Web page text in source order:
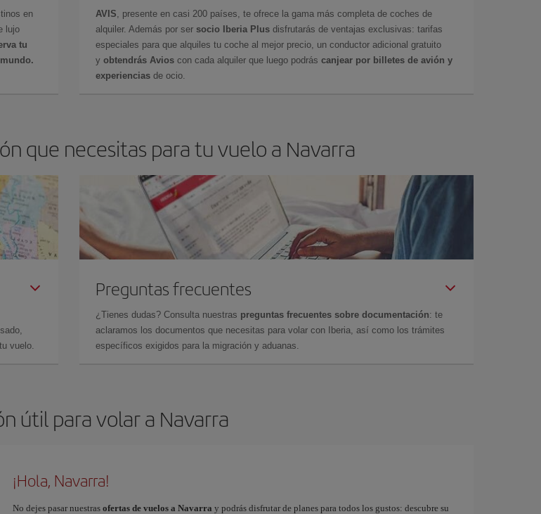
en
lujo
tu
AVIS , presente en casi 200 países, te ofrece la gama más completa de coches de
alquiler. Además por ser socio Iberia Plus disfrutarás de ventajas exclusivas: tarifas
especiales para que alquiles tu coche al mejor precio, un conductor adicional gratuito
y obtendrás Avios con cada alquiler que luego podrás canjear por billetes de avión y
experiencias de ocio.
que necesitas para tu vuelo a Navarra
vuelo.
Preguntas frecuentes
¿Tienes dudas? Consulta nuestras preguntas frecuentes sobre documentación: te
aclaramos los documentos que necesitas para volar con Iberia, así como los trámites
específicos exigidos para la migración y aduanas.
útil para volar a Navarra
¡Hola, Navarra!
No dejes pasar nuestras ofertas de vuelos a Navarra y podrás disfrutar de planes para todos los gustos: descubre su